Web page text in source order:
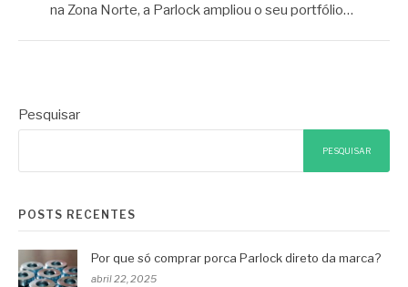
na Zona Norte, a Parlock ampliou o seu portfólio…
Pesquisar
PESQUISAR
POSTS RECENTES
Por que só comprar porca Parlock direto da marca?
abril 22, 2025